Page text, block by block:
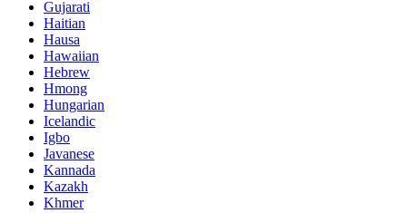
Gujarati
Haitian
Hausa
Hawaiian
Hebrew
Hmong
Hungarian
Icelandic
Igbo
Javanese
Kannada
Kazakh
Khmer